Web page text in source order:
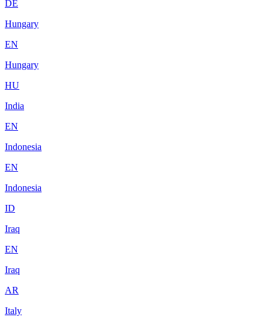
DE
Hungary
EN
Hungary
HU
India
EN
Indonesia
EN
Indonesia
ID
Iraq
EN
Iraq
AR
Italy